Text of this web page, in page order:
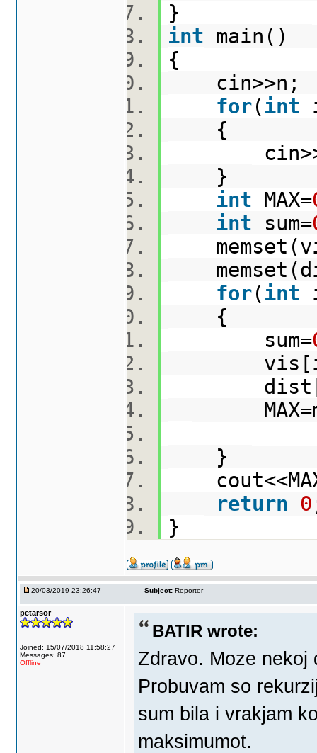
}
int main()
{
for(int
{
}
int MAX=
int sum=
for(int
{
sum=
}
return 0
}
20/03/2019 23:26:47 Subject: Reporter
petarsor
Joined: 15/07/2018 11:58:27
Messages: 87
Offline
BATIR wrote:
Zdravo. Moze nekoj
Probuvam so
sum bila i vrakjam
maksimumot.